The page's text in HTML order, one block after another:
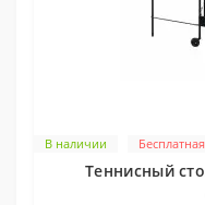
В наличии
Теннисный